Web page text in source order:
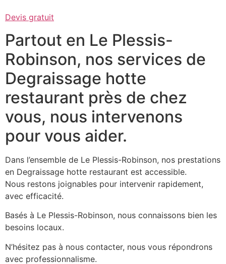
Devis gratuit
Partout en Le Plessis-
Robinson, nos services de
Degraissage hotte
restaurant près de chez
vous, nous intervenons
pour vous aider.
Dans l’ensemble de Le Plessis-Robinson, nos prestations
en Degraissage hotte restaurant est accessible.
Nous restons joignables pour intervenir rapidement,
avec efficacité.
Basés à Le Plessis-Robinson, nous connaissons bien les
besoins locaux.
N’hésitez pas à nous contacter, nous vous répondrons
avec professionnalisme.